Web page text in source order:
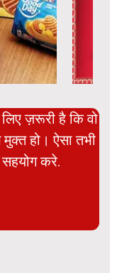
ज़रूरी है कि वो
हो। ऐसा तभी
करे.